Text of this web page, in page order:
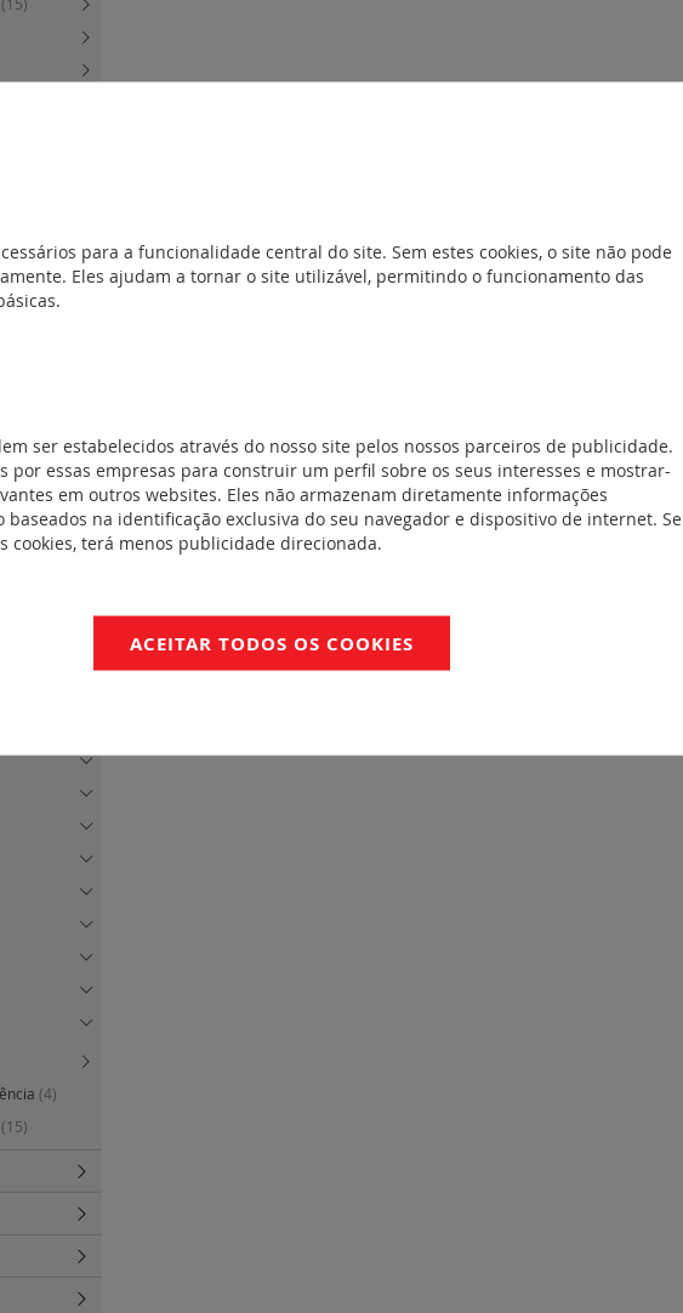
de som
(horizontal)
(horizontal)
(4)
(15)
para a funcionalidade central do site. Sem estes cookies, o site não pode
Eles ajudam a tornar o site utilizável, permitindo o funcionamento das
ser estabelecidos através do nosso site pelos nossos parceiros de publicidade.
por essas empresas para construir um perfil sobre os seus interesses e mostrar-
em outros websites. Eles não armazenam diretamente informações
baseados na identificação exclusiva do seu navegador e dispositivo de internet. Se
cookies, terá menos publicidade direcionada.
ACEITAR TODOS OS COOKIES